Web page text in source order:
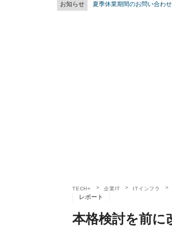
お知らせ 夏季休業期間のお問い合わ
TECH+ 企業IT ITインフラ
レポート
本格検討を前に